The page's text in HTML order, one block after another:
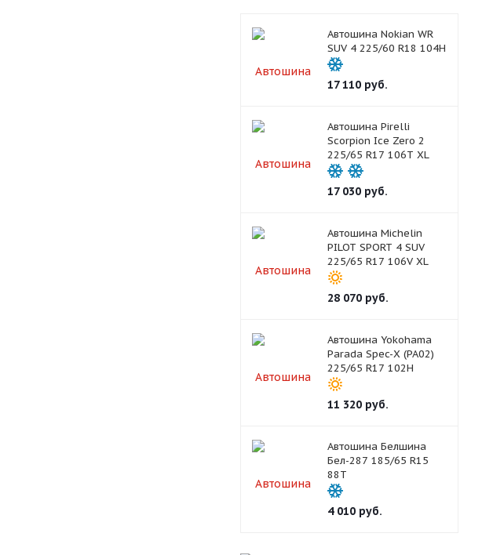
Автошина Nokian WR
SUV 4 225/60 R18 104H
17 110руб.
Автошина Pirelli
Scorpion Ice Zero 2
225/65 R17 106T XL
17 030руб.
Автошина Michelin
PILOT SPORT 4 SUV
225/65 R17 106V XL
28 070руб.
Автошина Yokohama
Parada Spec-X (PA02)
225/65 R17 102H
11 320руб.
Автошина Белшина
Бел-287 185/65 R15
88T
4 010руб.